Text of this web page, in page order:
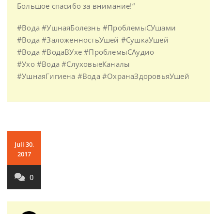
Большое спасибо за внимание!“
#Вода #УшнаяБолезнь #ПроблемыСУшами
#Вода #ЗаложенностьУшей #СушкаУшей
#Вода #ВодаВУхе #ПроблемыСАудио
#Ухо #Вода #СлуховыеКаналы
#УшнаяГигиена #Вода #ОхранаЗдоровьяУшей
Juli 30,
2017
0